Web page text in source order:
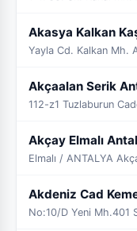
Akasya Kalkan
Yayla Cd. Kalkan Mh.
Akçaalan Serik
112-z1 Tuzlaburun
Akçay Elmalı
Akdeniz Cad
No:10/D Yeni Mh.401